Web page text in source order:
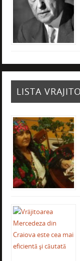
LISTA